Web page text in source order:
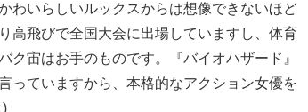
わいらしいルックスからは想像できないほど
高飛びで全国大会に出場していますし、体育
ク宙はお手のものです。『バイオハザード』
っていますから、本格的なアクション女優を
)